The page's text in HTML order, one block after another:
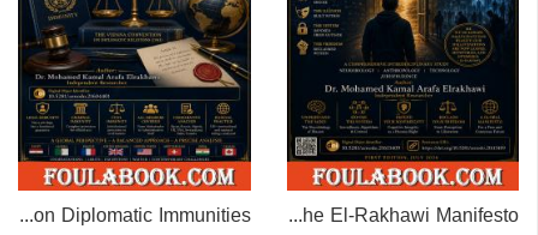
Prisoner of Perception: The El-Rakhawi Manifesto
EL-RAKHAWI MONOGRAPH on Diplomatic Immunities